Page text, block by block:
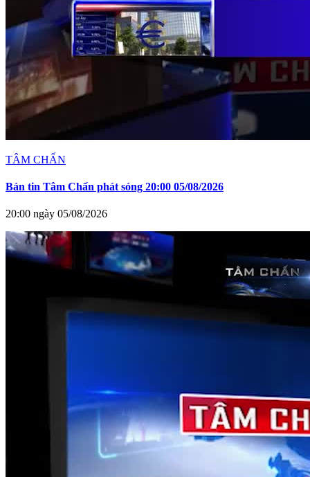
TÂM CHẤN
Bản tin Tâm Chấn phát sóng 20:00 05/08/2026
20:00 ngày 05/08/2026